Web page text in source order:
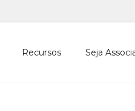
Recursos Seja